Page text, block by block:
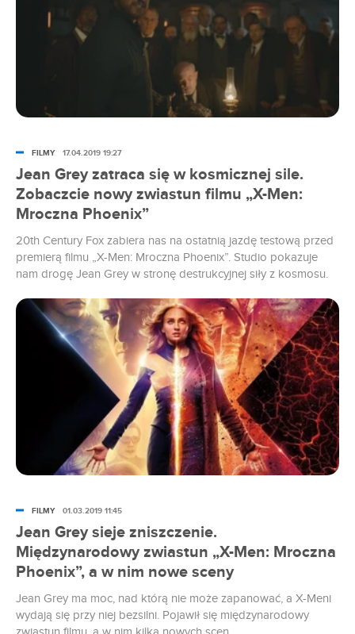
Jean Grey zatraca się w kosmicznej sile.
Zobaczcie nowy zwiastun filmu „X-Men:
Mroczna Phoenix”
20th Century Fox zabiera nas na ostatnią jazdę testową przed
premierą filmu „X-Men: Mroczna Phoenix”. Studio pokazuje
nam drogę Jean Grey w stronę destrukcyjnej siły z kosmosu.
FILMY 17.04.2019 19:27
Jean Grey sieje zniszczenie.
Międzynarodowy zwiastun „X-Men: Mroczna
Phoenix”, a w nim nowe sceny
Jean Grey ma moc, nad którą nie może zapanować, a X-Meni
wydają się przy niej bezsilni. Pojawił się międzynarodowy
FILMY 01.03.2019 11:45